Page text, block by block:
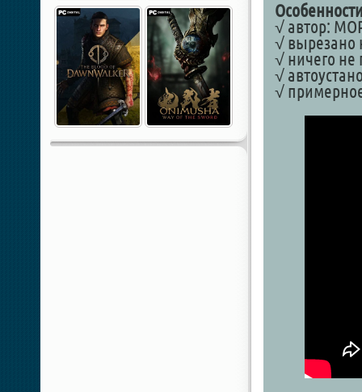
√ автор:
√ вырезано
√ ничего не
√
√